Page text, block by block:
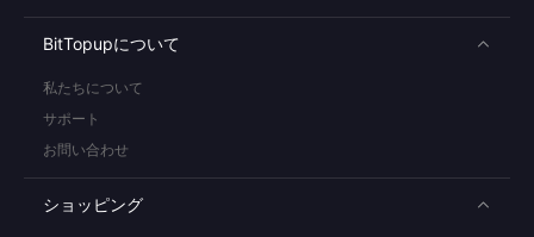
BitTopupについて
私たちについて
サポート
お問い合わせ
ショッピング